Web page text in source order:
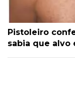
Pistoleiro
sabia que alvo